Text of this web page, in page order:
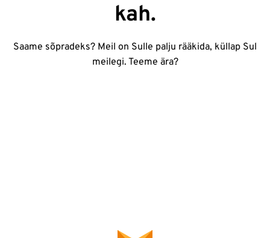
kah.
Saame sõpradeks? Meil on Sulle palju rääkida, küllap Sul
meilegi. Teeme ära?